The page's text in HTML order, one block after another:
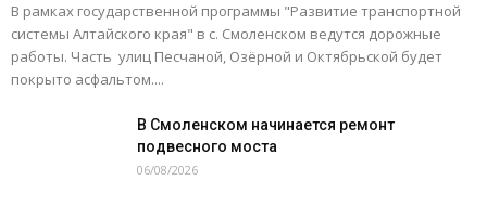
В рамках государственной программы "Развитие транспортной
системы Алтайского края" в с. Смоленском ведутся дорожные
работы. Часть улиц Песчаной, Озёрной и Октябрьской будет
покрыто асфальтом....
В Смоленском начинается ремонт
подвесного моста
06/08/2026